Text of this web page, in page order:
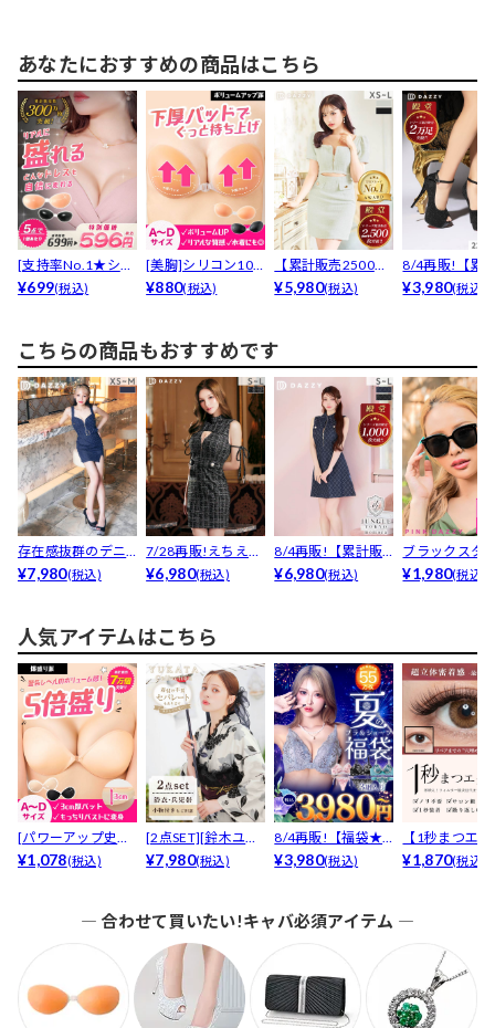
あなたにおすすめの商品はこちら
[支持率No.1★シリ
コン100％ヌー...
¥699(税込)
[美胸]シリコン10
0％下厚プッシュ
¥880(税込)
【累計販売2500枚
以上】[伊藤桃々
¥5,980(税込)
8/4再販!【累
万足以上販売
¥3,980(税込)
こちらの商品もおすすめです
存在感抜群のデニ
ム×谷間ジップでエ
¥7,980(税込)
7/28再販!えちえち
谷間ホールジップ...
¥6,980(税込)
8/4再販!【累計販
売枚数1800枚突...
¥6,980(税込)
ブラックスタ
サングラス
¥1,980(税込)
人気アイテムはこちら
[パワーアップ史上
最強5倍盛りアップ
¥1,078(税込)
[2点SET][鈴木ユリ
ア(baby)...
¥7,980(税込)
8/4再販!【福袋★
ブラセット3点
¥3,980(税込)
【1秒まつエ
リュームタイ
¥1,870(税込)
― 合わせて買いたい!キャバ必須アイテム ―